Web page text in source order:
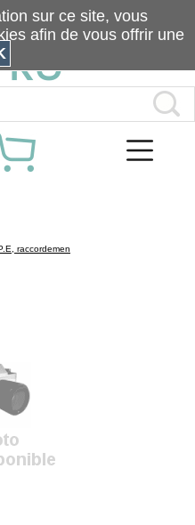
raccordemen
sur ce site, vous
afin de vous offrir une